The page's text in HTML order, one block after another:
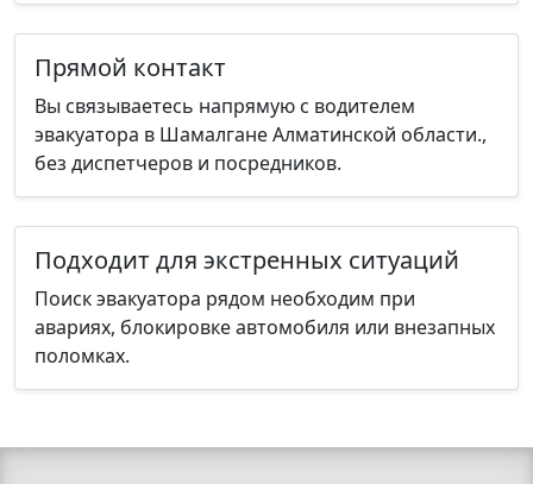
Прямой контакт
Вы связываетесь напрямую с водителем
эвакуатора в Шамалгане Алматинской области.,
без диспетчеров и посредников.
Подходит для экстренных ситуаций
Поиск эвакуатора рядом необходим при
авариях, блокировке автомобиля или внезапных
поломках.